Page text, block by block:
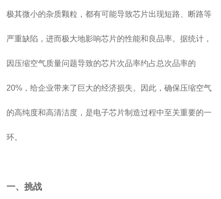
极其微小的杂质颗粒，都有可能导致芯片出现短路、断路等
严重缺陷，进而极大地影响芯片的性能和良品率。据统计，
因压缩空气质量问题导致的芯片次品率约占总次品率的
20%，给企业带来了巨大的经济损失。因此，确保压缩空气
的高纯度和高清洁度，是电子芯片制造过程中至关重要的一
环。
一、挑战